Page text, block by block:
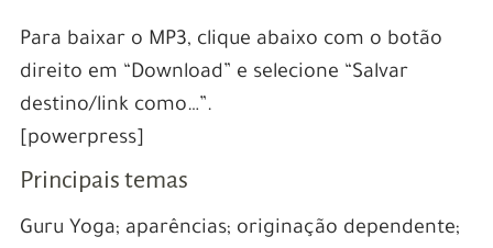
Para baixar o MP3, clique abaixo com o botão
direito em “Download” e selecione “Salvar
destino/link como…”.
[powerpress]
Principais temas
Guru Yoga; aparências; originação dependente;